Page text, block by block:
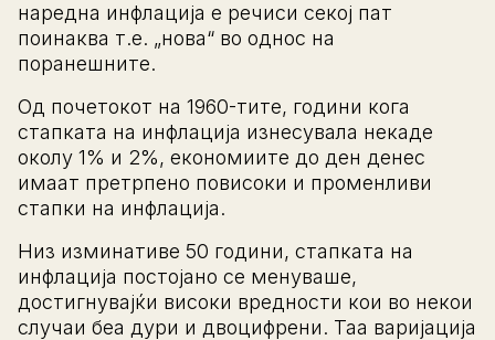
наредна инфлација е речиси секој пат
поинаква т.е. „нова“ во однос на
поранешните.
Од почетокот на 1960-тите, години кога
стапката на инфлација изнесувала некаде
околу 1% и 2%, економиите до ден денес
имаат претрпено повисоки и променливи
стапки на инфлација.
Низ изминативе 50 години, стапката на
инфлација постојано се менуваше,
достигнувајќи високи вредности кои во некои
случаи беа дури и двоцифрени. Таа варијација